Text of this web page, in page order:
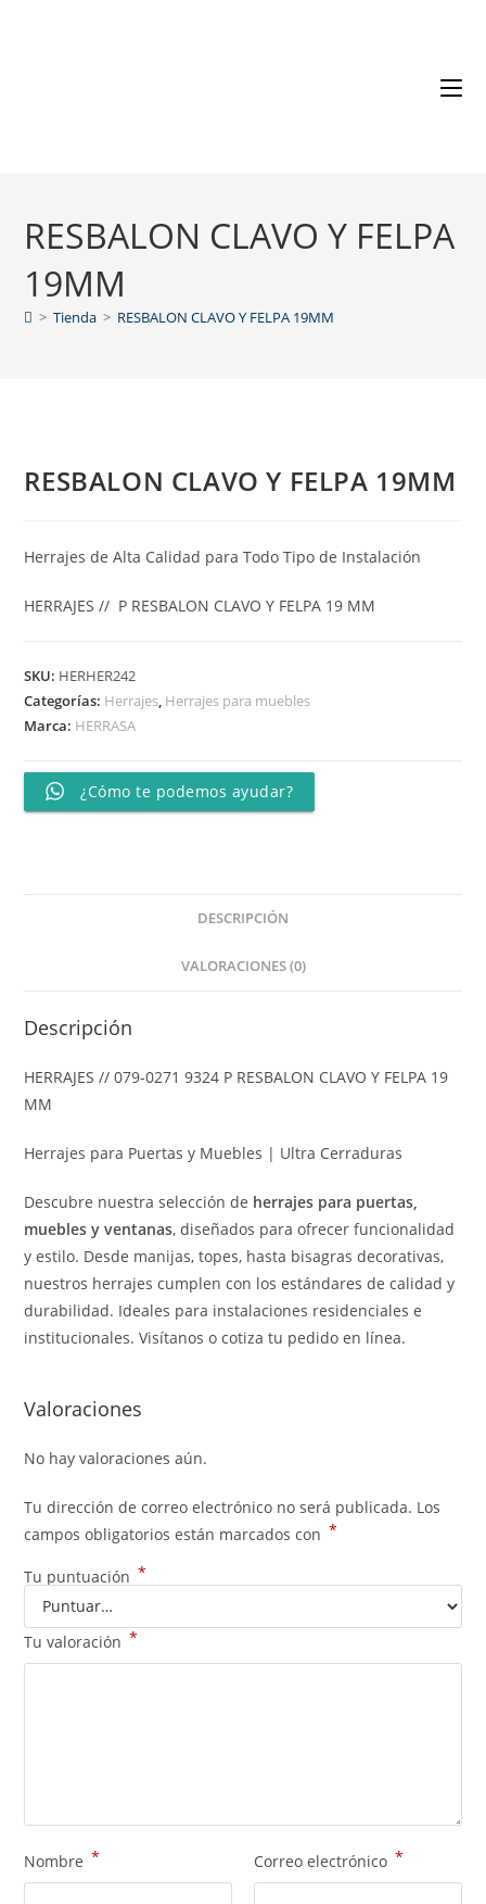
RESBALON CLAVO Y FELPA
19MM
> Tienda > RESBALON CLAVO Y FELPA 19MM
RESBALON CLAVO Y FELPA 19MM
Herrajes de Alta Calidad para Todo Tipo de Instalación
HERRAJES // P RESBALON CLAVO Y FELPA 19 MM
SKU: HERHER242
Categorías: Herrajes, Herrajes para muebles
Marca: HERRASA
¿Cómo te podemos ayudar?
DESCRIPCIÓN
VALORACIONES (0)
Descripción
HERRAJES // 079-0271 9324 P RESBALON CLAVO Y FELPA 19
MM
Herrajes para Puertas y Muebles | Ultra Cerraduras
Descubre nuestra selección de herrajes para puertas,
muebles y ventanas, diseñados para ofrecer funcionalidad
y estilo. Desde manijas, topes, hasta bisagras decorativas,
nuestros herrajes cumplen con los estándares de calidad y
durabilidad. Ideales para instalaciones residenciales e
institucionales. Visítanos o cotiza tu pedido en línea.
Valoraciones
No hay valoraciones aún.
Tu dirección de correo electrónico no será publicada. Los
campos obligatorios están marcados con *
Tu puntuación *
Tu valoración *
Nombre * Correo electrónico *